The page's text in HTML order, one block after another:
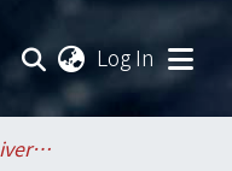
Log In
.National Taiwan University / 國立臺灣大學